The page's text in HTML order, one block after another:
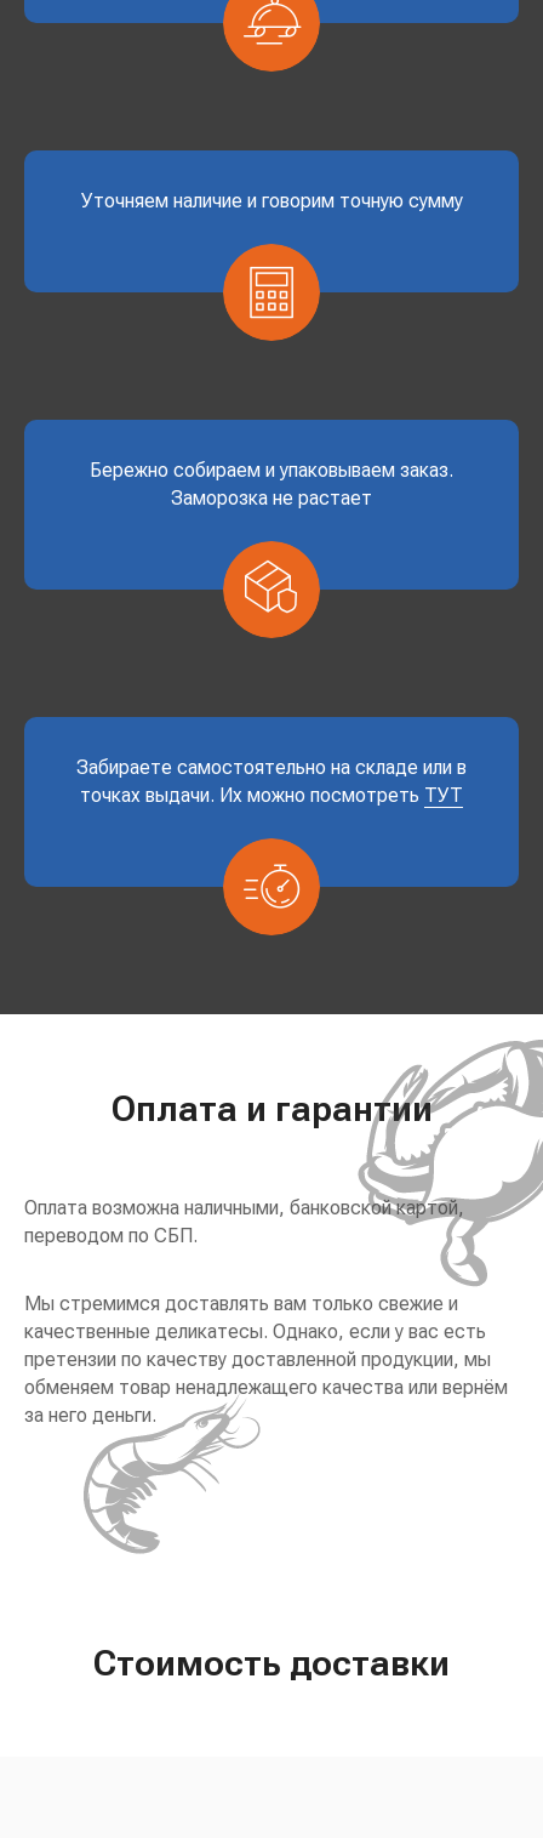
Уточняем наличие и говорим точную сумму
Бережно собираем и упаковываем заказ.
Заморозка не растает
Забираете самостоятельно на складе или в
точках выдачи. Их можно посмотреть ТУТ
Оплата и гарантии
Оплата возможна наличными, банковской картой,
переводом по СБП.
Мы стремимся доставлять вам только свежие и
качественные деликатесы. Однако, если у вас есть
претензии по качеству доставленной продукции, мы
обменяем товар ненадлежащего качества или вернём
за него деньги.
Стоимость доставки